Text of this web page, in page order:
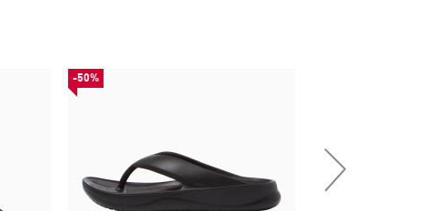
-50%